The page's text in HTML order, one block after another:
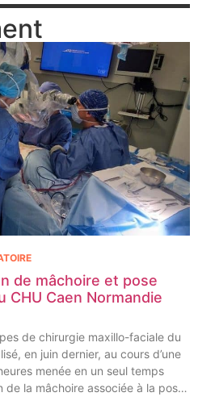
de mâchoire et pose
CHU Caen Normandie
de chirurgie maxillo-faciale du
en juin dernier, au cours d’une
menée en un seul temps
la mâchoire associée à la pose